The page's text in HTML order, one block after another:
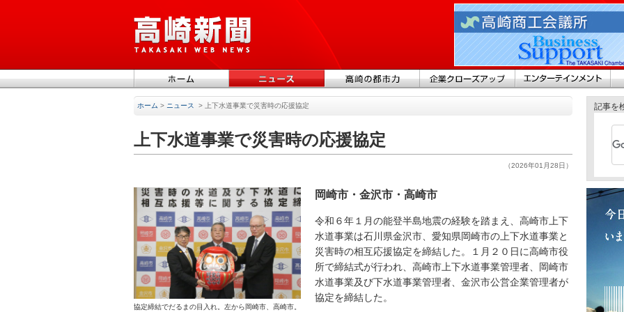
ホーム > ニュース > 上下水道事業で災害時の応援協定
上下水道事業で災害時の応援協定
（2026年01月28日）
協定締結でだるまの目入れ。左から岡崎市、高崎市。
岡崎市・金沢市・高崎市
令和６年１月の能登半島地震の経験を踏まえ、高崎市上下
水道事業は石川県金沢市、愛知県岡崎市の上下水道事業と
災害時の相互応援協定を締結した。１月２０日に高崎市役
所で締結式が行われ、高崎市上下水道事業管理者、岡崎市
水道事業及び下水道事業管理者、金沢市公営企業管理者が
協定を締結した。
記事を